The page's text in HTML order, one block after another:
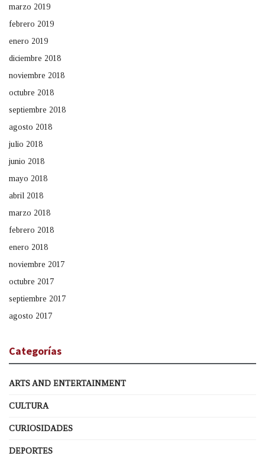
marzo 2019
febrero 2019
enero 2019
diciembre 2018
noviembre 2018
octubre 2018
septiembre 2018
agosto 2018
julio 2018
junio 2018
mayo 2018
abril 2018
marzo 2018
febrero 2018
enero 2018
noviembre 2017
octubre 2017
septiembre 2017
agosto 2017
Categorías
ARTS AND ENTERTAINMENT
CULTURA
CURIOSIDADES
DEPORTES